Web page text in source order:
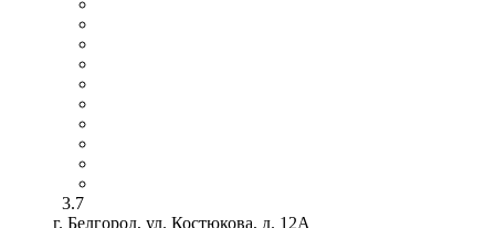
3.7
г. Белгород, ул. Костюкова, д. 12А